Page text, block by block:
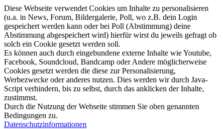
Diese Webseite verwendet Cookies um Inhalte zu personalisieren
(u.a. in News, Forum, Bildergalerie, Poll, wo z.B. dein Login
gespeichert werden kann oder bei Poll (Abstimmung) deine
Abstimmung abgespeichert wird) hierfür wirst du jeweils gefragt ob
solch ein Cookie gesetzt werden soll.
Es können auch durch eingebundene externe Inhalte wie Youtube,
Facebook, Soundcloud, Bandcamp oder Andere möglicherweise
Cookies gesetzt werden die diese zur Personalisierung,
Werbezwecke oder anderes nutzen. Dies werden wir durch Java-
Script verhindern, bis zu selbst, durch das anklicken der Inhalte,
zustimmst.
Durch die Nutzung der Webseite stimmen Sie oben genannten
Bedingungen zu.
Datenschutzinformationen